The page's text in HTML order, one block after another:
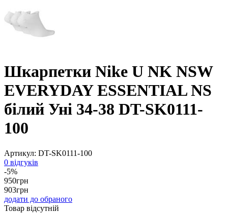
Шкарпетки Nike U NK NSW
EVERYDAY ESSENTIAL NS
білий Уні 34-38 DT-SK0111-
100
Артикул: DT-SK0111-100
0 відгуків
-5%
950грн
903грн
додати до обраного
Товар відсутній